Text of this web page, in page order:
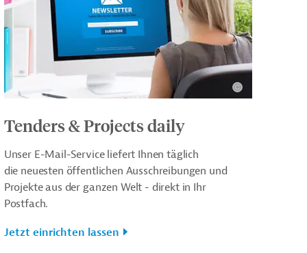
Tenders & Projects daily
Unser E-Mail-Service liefert Ihnen täglich
die neuesten öffentlichen Ausschreibungen und
Projekte aus der ganzen Welt - direkt in Ihr
Postfach.
Jetzt einrichten lassen